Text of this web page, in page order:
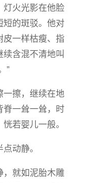
灯火光影在他脸
短的斑驳。他对
皮一样枯瘦、指
含混不清地叫
”
一擦，继续在地
脊一耸一耸，时
若婴儿一般。
动静。
，就如泥胎木雕